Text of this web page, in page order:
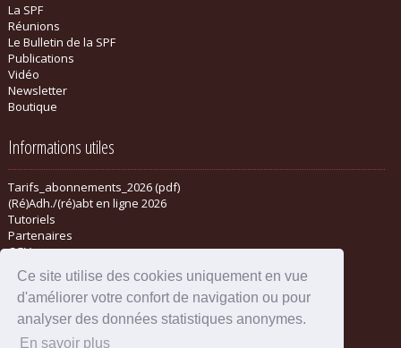
Ce site utilise des cookies uniquement en vue
d'améliorer votre confort de navigation ou pour
analyser des données statistiques anonymes.
En savoir plus
La SPF
Réunions
Le Bulletin de la SPF
Publications
Vidéo
Newsletter
Boutique
Informations utiles
Tarifs_abonnements_2026 (pdf)
(Ré)Adh./(ré)abt en ligne 2026
Tutoriels
Partenaires
CGV